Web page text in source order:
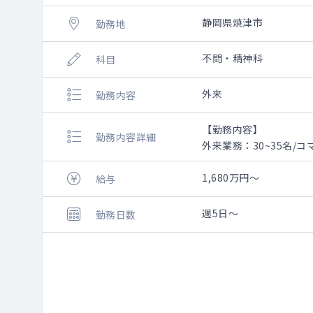
勤務地 静岡県焼津市
科目 不問・精神科
勤務内容 外来
勤務内容詳細
【勤務内容】
外来業務：30~35名/コ
総患者500~600人程度/
給与
1,680万円～
勤務日数 週5日～